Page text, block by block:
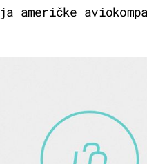
američke